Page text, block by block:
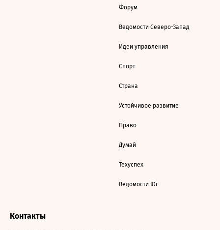
Форум
Ведомости Северо-Запад
Идеи управления
Спорт
Страна
Устойчивое развитие
Право
Думай
Техуспех
Ведомости Юг
Контакты